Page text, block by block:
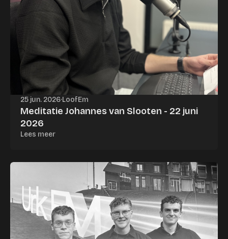
25 jun. 2026·LoofEm
Meditatie Johannes van Slooten - 22 juni
2026
Lees meer